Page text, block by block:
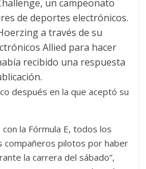
un campeonato
de deportes electrónicos.
a través de su
Allied para hacer
recibido una respuesta
después en la que aceptó su
la Fórmula E, todos los
compañeros pilotos por haber
la carrera del sábado”,